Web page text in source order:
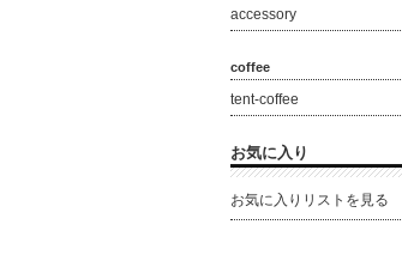
accessory
coffee
tent-coffee
お気に入り
お気に入りリストを見る